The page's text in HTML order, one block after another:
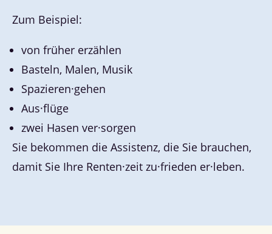
Zum Beispiel:
von früher erzählen
Basteln, Malen, Musik
Spazieren·gehen
Aus·flüge
zwei Hasen ver·sorgen
Sie bekommen die Assistenz, die Sie brauchen,
damit Sie Ihre Renten·zeit zu·frieden er·leben.